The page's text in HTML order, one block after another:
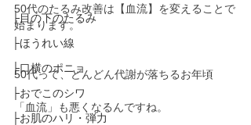
├目の下のたるみ
├ほうれい線
├口横のポニョ
├おでこのシワ
├お肌のハリ・弾力
50代のたるみ改善は【血流】を変えることで
始まります。
50代って、どんどん代謝が落ちるお年頃
「血流」も悪くなるんですね。